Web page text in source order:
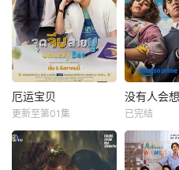
厄运宝贝
更新至第01集 已完结